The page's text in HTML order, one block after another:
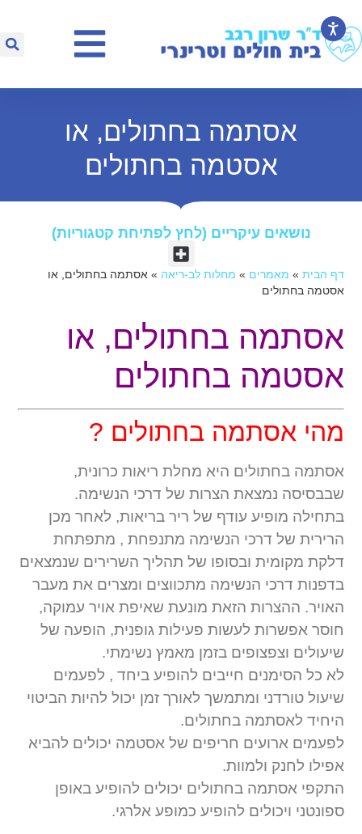
אסתמה בחתולים, או
אסטמה בחתולים
נושאים עיקריים (לחץ לפתיחת קטגוריות)​
דף הבית » מאמרים » מחלות לב-ריאה »אסתמה בחתולים, או
אסטמה בחתולים
אסתמה בחתולים, או
אסטמה בחתולים
מהי אסתמה בחתולים ?
אסתמה בחתולים היא מחלת ריאות כרונית,
שבבסיסה נמצאת הצרות של דרכי הנשימה.
בתחילה מופיע עודף של ריר בריאות, לאחר מכן
הרירית של דרכי הנשימה מתנפחת , מתפתחת
דלקת מקומית ובסופו של תהליך השרירים שנמצאים
בדפנות דרכי הנשימה מתכווצים ומצרים את מעבר
האויר. ההצרות הזאת מונעת שאיפת אויר עמוקה,
חוסר אפשרות לעשות פעילות גופנית, הופעה של
שיעולים וצפצופים בזמן מאמץ נשימתי.
לא כל הסימנים חייבים להופיע ביחד , לפעמים
שיעול טורדני ומתמשך לאורך זמן יכול להיות הביטוי
היחיד לאסתמה בחתולים.
לפעמים ארועים חריפים של אסטמה יכולים להביא
אפילו לחנק ולמוות.
התקפי אסתמה בחתולים יכולים להופיע באופן
ספונטני ויכולים להופיע כמופע אלרגי.